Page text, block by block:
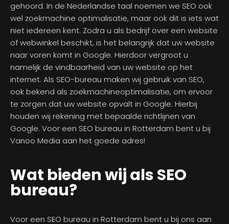
gehoord. In de Nederlandse taal noemen we SEO ook
wel zoekmachine optimalisatie, maar ook dit is iets wat
niet iedereen kent. Zodra u als bedrijf over een website
of webwinkel beschikt, is het belangrijk dat uw website
naar voren komt in Google. Hierdoor vergroot u
namelijk de vindbaarheid van uw website op het
internet. Als SEO-bureau maken wij gebruik van SEO,
ook bekend als zoekmachineoptimalisatie, om ervoor
te zorgen dat uw website opvalt in Google. Hierbij
houden wij rekening met bepaalde richtlijnen van
Google. Voor een SEO bureau in Rotterdam bent u bij
Vanoo Media aan het goede adres!
Wat bieden wij als SEO
bureau?
Voor een SEO bureau in Rotterdam bent u bij ons aan